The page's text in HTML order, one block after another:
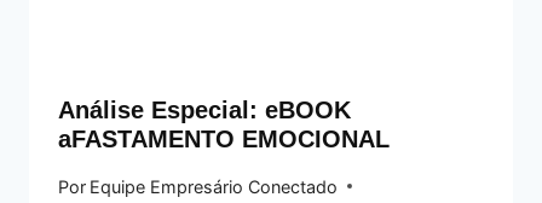
Análise Especial: eBOOK
aFASTAMENTO EMOCIONAL
Por Equipe Empresário Conectado